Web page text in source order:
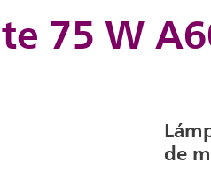
75 W
de